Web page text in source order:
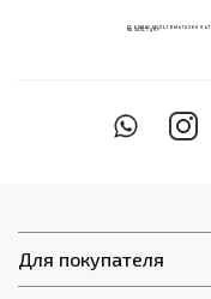
ECOМИКС МУЛЬТИМАГАЗИН
КАЗАХСТАНУ
Для покупателя